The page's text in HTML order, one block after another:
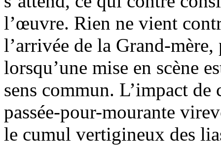
l’œuvre. Rien ne vient
l’arrivée de la Grand-
lorsqu’une mise en scène
sens commun. L’impact de
passée-pour-mourante
le cumul vertigineux des